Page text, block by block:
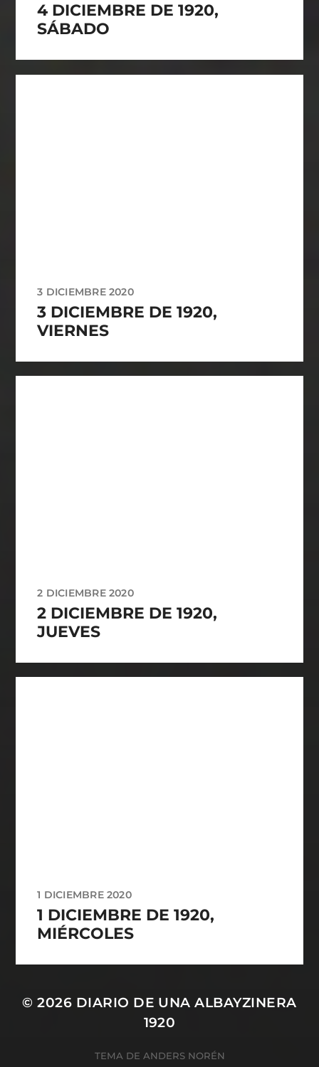
4 DICIEMBRE DE 1920,
SÁBADO
3 DICIEMBRE 2020
3 DICIEMBRE DE 1920,
VIERNES
2 DICIEMBRE 2020
2 DICIEMBRE DE 1920,
JUEVES
1 DICIEMBRE 2020
1 DICIEMBRE DE 1920,
MIÉRCOLES
© 2026 DIARIO DE UNA ALBAYZINERA
1920
TEMA DE ANDERS NORÉN